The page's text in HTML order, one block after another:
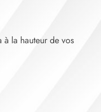
la hauteur de vos